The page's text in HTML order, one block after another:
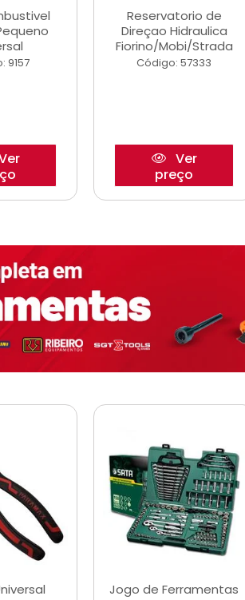
9157
Reservatorio de
Direçao Hidraulica
Fiorino/Mobi/Strada
Código: 57333
Ver
preço
Jogo de Ferramentas